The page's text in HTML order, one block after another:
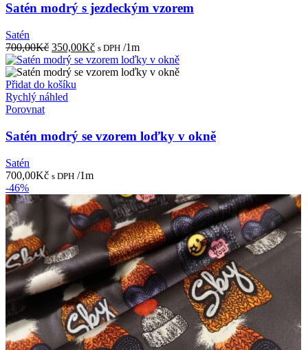
Satén modrý s jezdeckým vzorem
Satén
700,00Kč Původní
cena
byla:
700,00Kč.
350,00KčAktuální
cena
je:
s DPH /1m
Přidat do košíku
Rychlý náhled
Porovnat
Satén modrý se vzorem loďky v okně
Satén
700,00Kč s DPH /1m
-46%